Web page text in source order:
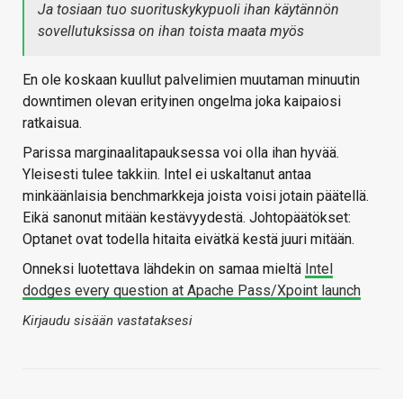
Ja tosiaan tuo suorituskykypuoli ihan käytännön
sovellutuksissa on ihan toista maata myös
En ole koskaan kuullut palvelimien muutaman minuutin
downtimen olevan erityinen ongelma joka kaipaiosi
ratkaisua.
Parissa marginaalitapauksessa voi olla ihan hyvää.
Yleisesti tulee takkiin. Intel ei uskaltanut antaa
minkäänlaisia benchmarkkeja joista voisi jotain päätellä.
Eikä sanonut mitään kestävyydestä. Johtopäätökset:
Optanet ovat todella hitaita eivätkä kestä juuri mitään.
Onneksi luotettava lähdekin on samaa mieltä Intel
dodges every question at Apache Pass/Xpoint launch
Kirjaudu sisään vastataksesi